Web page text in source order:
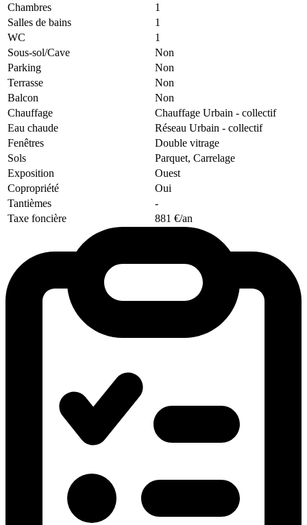
Chambres
1
Salles de bains
1
WC
1
Sous-sol/Cave
Non
Parking
Non
Terrasse
Non
Balcon
Non
Chauffage
Chauffage Urbain - collectif
Eau chaude
Réseau Urbain - collectif
Fenêtres
Double vitrage
Sols
Parquet, Carrelage
Exposition
Ouest
Copropriété
Oui
Tantièmes
-
Taxe foncière
881 €/an